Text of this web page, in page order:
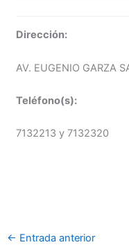
Dirección:
AV. EUGENIO GARZA
Teléfono(s):
7132213 y 7132320
← Entrada anterior